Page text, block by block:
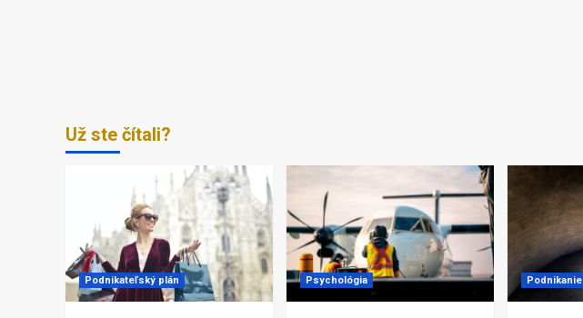
Už ste čítali?
Podnikateľský plán Psychológia Podnikanie